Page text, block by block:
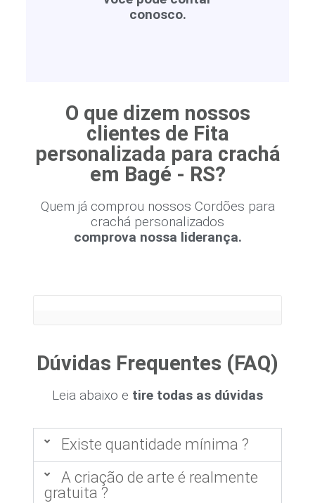
conosco.
O que dizem nossos
clientes de Fita
personalizada para crachá
em Bagé - RS?
Quem já comprou nossos Cordões para
crachá personalizados
comprova nossa liderança.
Dúvidas Frequentes (FAQ)
Leia abaixo e tire todas as dúvidas
Existe quantidade mínima ?
A criação de arte é realmente
gratuita ?